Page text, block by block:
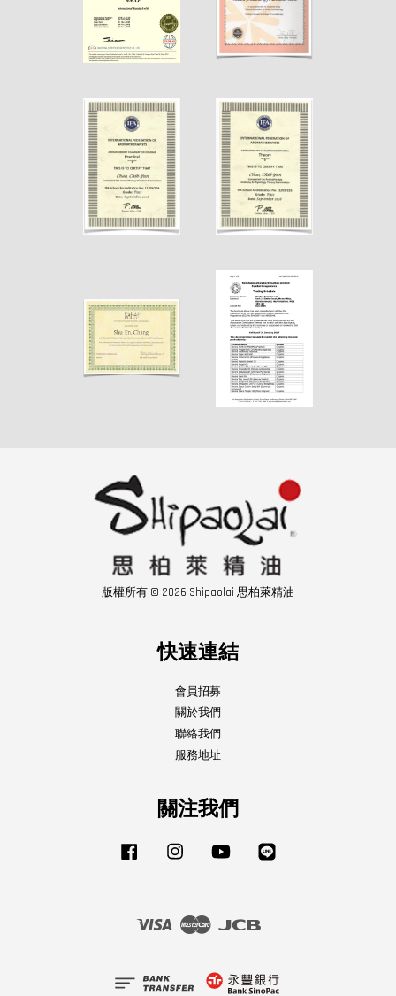
版權所有 © 2026 Shipaolai 思柏萊精油
快速連結
會員招募
關於我們
聯絡我們
服務地址
關注我們
Facebook Instagram YouTube
Visa Master